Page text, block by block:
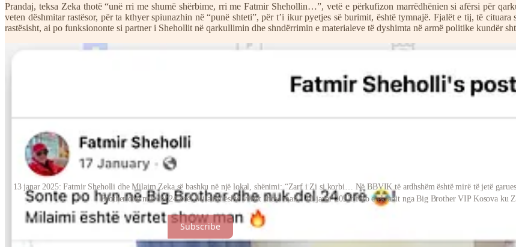
Prandaj, teksa Zeka thotë “unë rri me shumë shërbime, rri me Fatmir Shehollin…”, vetë e përkufizon marrëdhënien si afërsi për
veten dëshmitar rastësor, për ta kthyer spiunazhin në “punë shteti”, për t’i ikur pyetjes së burimit, është tymnajë. Fjalët e tij, të
rastësisht, ai po funksiononte si partner i Shehollit në qarkullimin dhe shndërrimin e materialeve të dyshimta në armë politike kundër
13 janar 2025: Fatmir Sheholli dhe Milaim Zeka së bashku në një lokal, shënimi: “Zarf i Zi si korbi… Në BBVIK të ardhshëm është mirë të jetë
Brother dhe nuk del 24 orë! Milaimi është vërtet show man.” 18 janar 2025: foto e ekranit nga Big Brother VIP Kosova ku
Subscribe